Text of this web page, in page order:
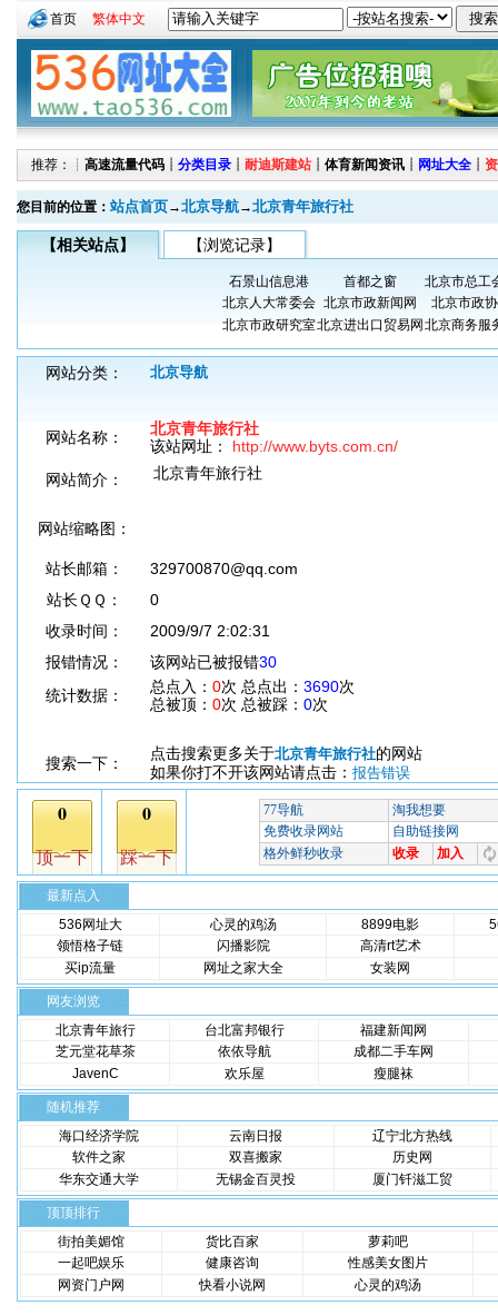
首页 繁体中文
推荐：┊ 高速流量代码 ┊ 分类目录 ┊ 耐迪斯建站 ┊ 体育新闻资讯 ┊ 网址大全 ┊
您目前的位置： 站点首页→北京导航→北京青年旅行社
【相关站点】 【浏览记录】
石景山信息港 首都之窗
北京市总工
北京人大常委会 北京市政新闻网
北京市政协
北京市政研究室北京进出口贸易网 北京商务服
网站分类： 北京导航
网站名称：
北京青年旅行社
该站网址： http://www.byts.com.cn/
网站简介：
北京青年旅行社
网站缩略图：
站长邮箱：
329700870@qq.com
站长ＱＱ：
0
收录时间：
2009/9/7 2:02:31
报错情况：
该网站已被报错30
统计数据：
总点入： 0次 总点出： 3690次
总被顶： 0次 总被踩： 0次
搜索一下：
点击搜索更多关于北京青年旅行社的网站
如果你打不开该网站请点击： 报告错误
最新点入
536网址大
心灵的鸡汤 8899电影
领悟格子链
闪播影院
高清rt艺术
买ip流量
网址之家大全 女装网
网友浏览
北京青年旅行
台北富邦银行
福建新闻网
芝元堂花草茶
依依导航
成都二手车网
JavenC
欢乐屋 瘦腿袜
随机推荐
海口经济学院
云南日报
辽宁北方热线
软件之家
双喜搬家
历史网
华东交通大学
无锡金百灵投 厦门钎滋工贸
顶顶排行
街拍美媚馆
货比百家
萝莉吧
一起吧娱乐
健康咨询
性感美女图片
网资门户网
快看小说网 心灵的鸡汤